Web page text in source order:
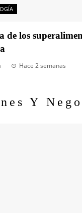
de los
Hace 2 semanas
Y